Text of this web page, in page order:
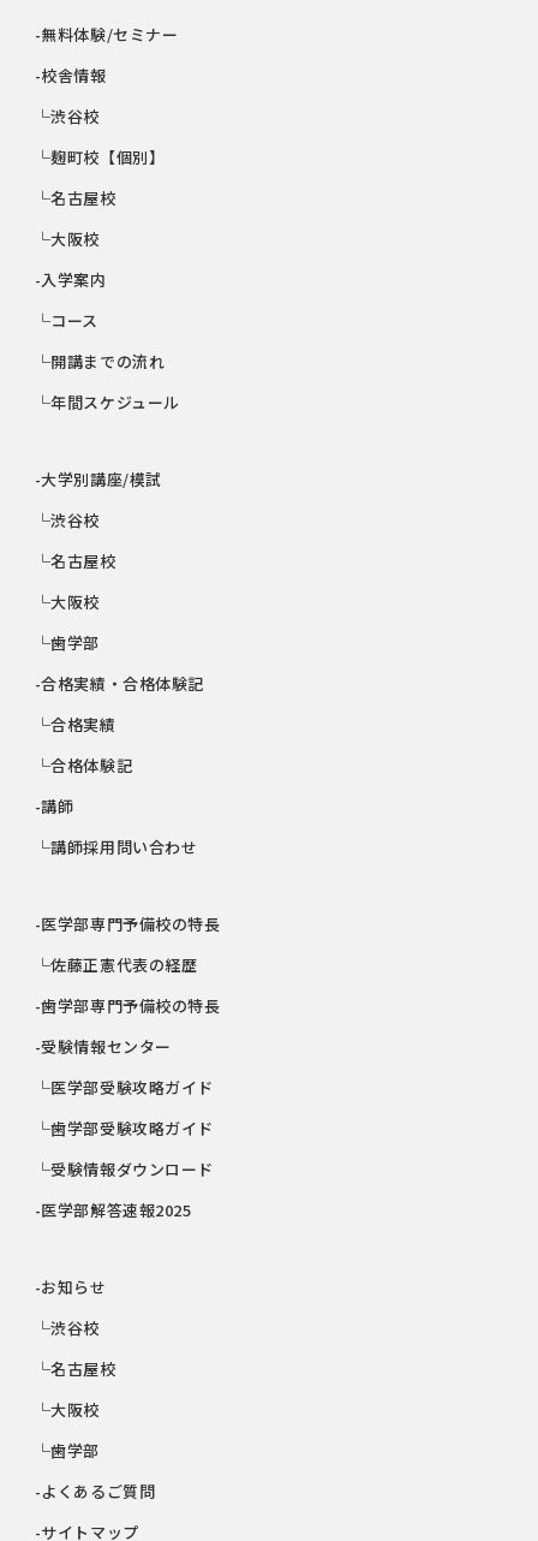
-無料体験/セミナー
-校舎情報
└渋谷校
└麹町校【個別】
└名古屋校
└大阪校
-入学案内
└コース
└開講までの流れ
└年間スケジュール
-大学別講座/模試
└渋谷校
└名古屋校
└大阪校
└歯学部
-合格実績・合格体験記
└合格実績
└合格体験記
-講師
└講師採用問い合わせ
-医学部専門予備校の特長
└佐藤正憲代表の経歴
-歯学部専門予備校の特長
-受験情報センター
└医学部受験攻略ガイド
└歯学部受験攻略ガイド
└受験情報ダウンロード
-医学部解答速報2025
-お知らせ
└渋谷校
└名古屋校
└大阪校
└歯学部
-よくあるご質問
-サイトマップ